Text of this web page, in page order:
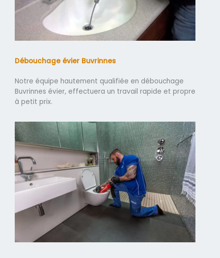
Débouchage évier Buvrinnes
Notre équipe hautement qualifiée en débouchage
Buvrinnes évier, effectuera un travail rapide et propre
à petit prix.